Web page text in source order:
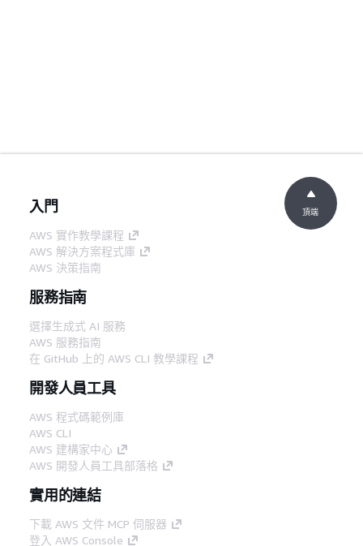
入門
AWS 實作教學課程
AWS 解決方案程式庫
AWS 決策指南
服務指南
選擇生成式 AI 服務
AWS 服務指南
在 GitHub 上的 AWS CLI 教學課程
開發人員工具
AWS 程式碼範例庫
AWS CLI
AWS 建構家中心
AWS 開發人員工具部落格
實用的連結
下載 AWS 文件 MCP 伺服器
登入 AWS Console
頂端